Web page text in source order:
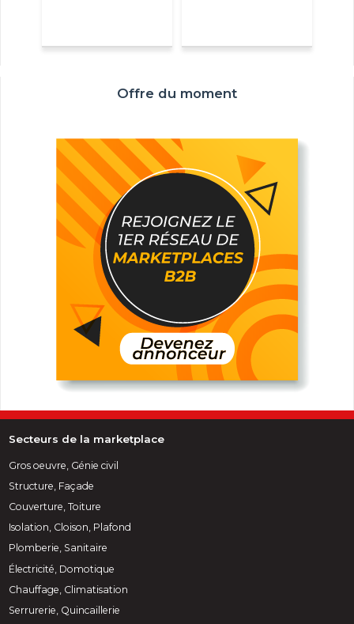
Offre du moment
Secteurs de la marketplace
Gros oeuvre, Génie civil
Structure, Façade
Couverture, Toiture
Isolation, Cloison, Plafond
Plomberie, Sanitaire
Électricité, Domotique
Chauffage, Climatisation
Serrurerie, Quincaillerie